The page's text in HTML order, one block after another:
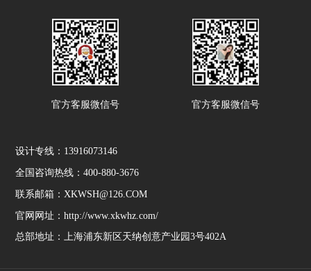
官方客服微信号 官方客服微信号
设计专线：13916073146
全国咨询热线：400-880-3676
联系邮箱：XKWSH@126.COM
官网网址：http://www.xkwhz.com/
总部地址：上海浦东新区天纳创意产业园3号402A